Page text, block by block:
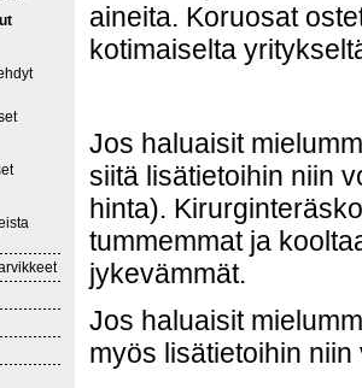
aineita. Koruosat
kotimaiselta
Jos haluaisit
siitä lisätietoihin niin
hinta).
tummemmat ja
jykevämmät.
Jos haluaisit
myös lisätietoihin